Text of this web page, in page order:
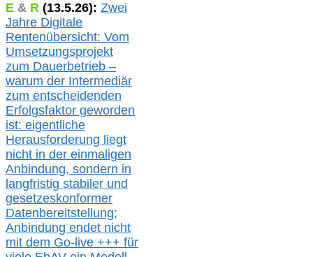
E & R (13.5.26): Zwei
Jahre Digitale
Rentenübersicht: Vom
Umsetzungsprojekt
zum Dauerbetrieb –
warum der Intermediär
zum entscheidenden
Erfolgsfaktor geworden
ist: eigentliche
Herausforderung liegt
nicht in der einmaligen
Anbindung, sondern in
langfristig stabiler und
gesetzeskonformer
Datenbereitstellung;
Anbindung endet nicht
mit dem Go-live +++ für